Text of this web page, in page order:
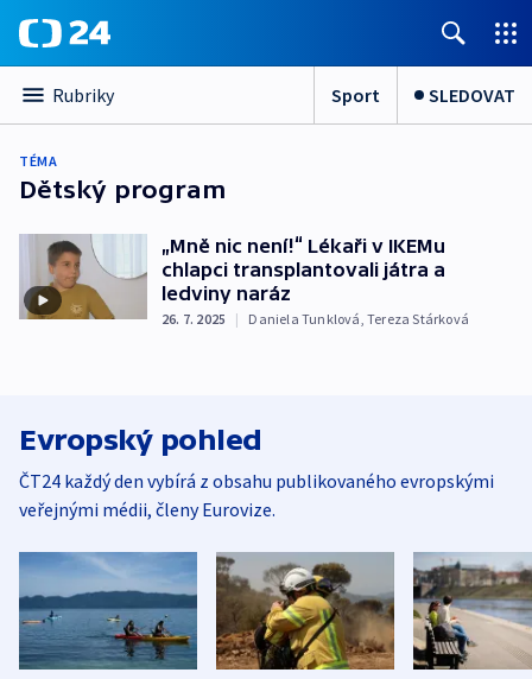
Rubriky Sport SLEDOVAT
TÉMA
Dětský program
„Mně nic není!“ Lékaři v IKEMu
chlapci transplantovali játra a
ledviny naráz
26. 7. 2025 | Daniela Tunklová,Tereza Stárková
Evropský pohled
ČT24 každý den vybírá z obsahu publikovaného evropskými
veřejnými médii, členy Eurovize.